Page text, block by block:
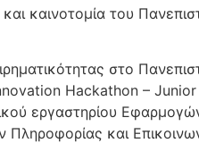
καινοτομία του
στο
Hackathon –
εργαστηρίου
και